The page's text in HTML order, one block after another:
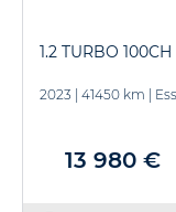
1.2 TURBO
2023 41450 km
13 980 €